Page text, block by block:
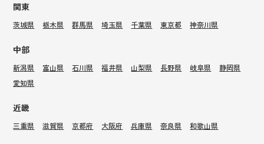
関東
茨城県 栃木県 群馬県 埼玉県 千葉県 東京都 神奈川県
中部
新潟県 富山県 石川県 福井県 山梨県 長野県 岐阜県
静岡県
愛知県
近畿
三重県 滋賀県 京都府 大阪府 兵庫県 奈良県 和歌山県